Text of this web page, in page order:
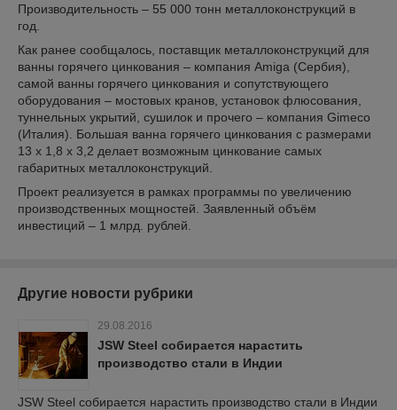
Производительность – 55 000 тонн металлоконструкций в
год.
Как ранее сообщалось, поставщик металлоконструкций для
ванны горячего цинкования – компания Amiga (Сербия),
самой ванны горячего цинкования и сопутствующего
оборудования – мостовых кранов, установок флюсования,
туннельных укрытий, сушилок и прочего – компания Gimeco
(Италия). Большая ванна горячего цинкования с размерами
13 х 1,8 х 3,2 делает возможным цинкование самых
габаритных металлоконструкций.
Проект реализуется в рамках программы по увеличению
производственных мощностей. Заявленный объём
инвестиций – 1 млрд. рублей.
Другие новости рубрики
29.08.2016
JSW Steel собирается нарастить
производство стали в Индии
JSW Steel собирается нарастить производство стали в Индии